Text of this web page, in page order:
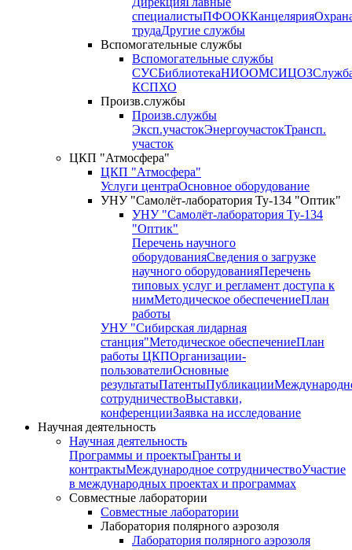
специалистыПФООККанцелярия
трудаДругие службы
Вспомогательные службы
Вспомогательные службы
СУСБиблиотекаНИООМСИЦОЗ
КСПХО
Произв.службы
Произв.службы
Эксп.участокЭнергоучастокТрансп.
участок
ЦКП "Атмосфера"
ЦКП "Атмосфера"
Услуги центраОсновное оборудование
УНУ "Самолёт-лаборатория Ту-134 "Оптик"
УНУ "Самолёт-лаборатория Ту-134
"Оптик"
Перечень научного
оборудованияСведения о загрузке
научного оборудованияПеречень
типовых услуг и регламент доступа к
нимМетодическое обеспечениеПлан
работы
УНУ "Сибирская лидарная
станция"Методическое обеспечениеПлан
работы ЦКПОрганизации-
пользователиОсновные
результатыПатентыПубликации
сотрудничествоВыставки,
конференцииЗаявка на исследование
Научная деятельность
Научная деятельность
Программы и проектыГранты и
контрактыМеждународное сотрудничествоУчастие
в международных проектах и программах
Совместные лаборатории
Совместные лаборатории
Лаборатория полярного аэрозоля
Лаборатория полярного аэрозоля